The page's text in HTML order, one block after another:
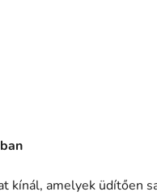
amelyek üdítően